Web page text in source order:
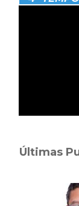
Últimas